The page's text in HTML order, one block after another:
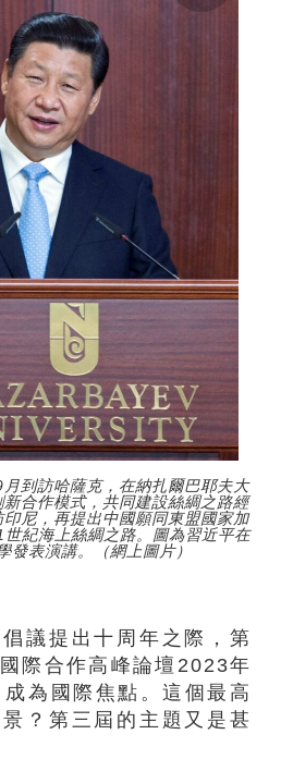
到訪哈薩克，在納扎爾巴耶夫大
合作模式，共同建設絲綢之路經
尼，再提出中國願同東盟國家加
紀海上絲綢之路。圖為習近平在
發表演講。（網上圖片）
提出十周年之際，第
際合作高峰論壇2023年
為國際焦點。這個最高
？第三屆的主題又是甚